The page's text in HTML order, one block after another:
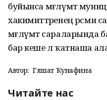
буйынса мәғлүмәт
хакимиәттәренең рәсми
мәғлүмәт сараларында
бар кеше лә ҡатнаша
Автор: Гөлшат Ҡунафина
Читайте нас